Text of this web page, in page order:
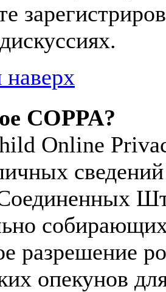
наверх
COPPA?
Online
разрешение
опекунов